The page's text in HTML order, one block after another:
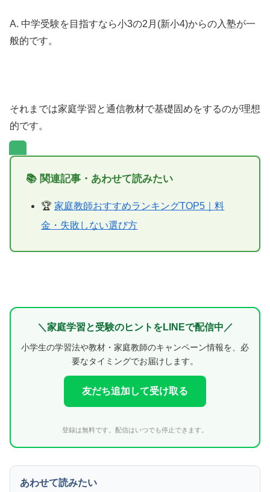
A. 中学受験を目指すなら小3の2月(新小4)からの入塾が一
般的です。
それまでは家庭学習と通信教材で基礎固めをするのが理想
的です。
📚 関連記事・あわせて読みたい
🏆家庭教師おすすめランキングTOP5｜料
金・失敗しない選び方
＼家庭学習と受験のヒントをLINEで配信中／
小学生の学習法や教材・家庭教師のキャンペーン情報を、必
要なタイミングでお届けします。
友だち追加して受け取る
登録は無料です。配信はいつでも停止できます。
あわせて読みたい